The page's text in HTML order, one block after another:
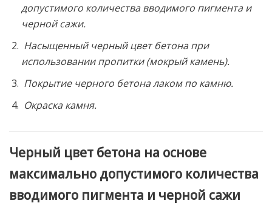
допустимого количества вводимого пигмента и
черной сажи.
Насыщенный черный цвет бетона при
использовании пропитки (мокрый камень).
Покрытие черного бетона лаком по камню.
Окраска камня.
Черный цвет бетона на основе
максимально допустимого количества
вводимого пигмента и черной сажи